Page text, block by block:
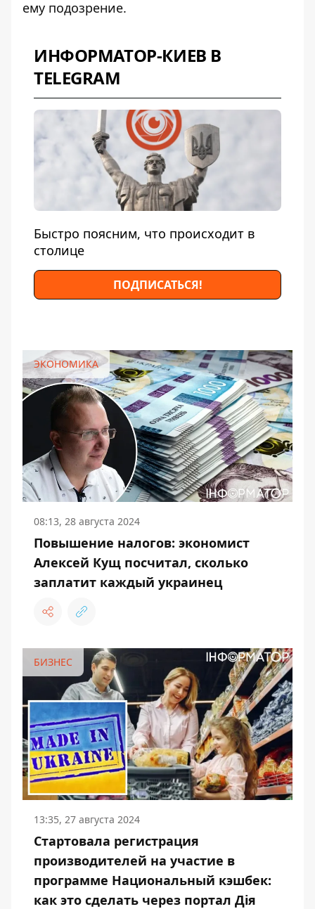
ему подозрение.
ИНФОРМАТОР-КИЕВ В
TELEGRAM
Быстро поясним, что происходит в
столице
ПОДПИСАТЬСЯ!
ЭКОНОМИКА
08:13, 28 августа 2024
Повышение налогов: экономист
Алексей Кущ посчитал, сколько
заплатит каждый украинец
БИЗНЕС
13:35, 27 августа 2024
Стартовала регистрация
производителей на участие в
программе Национальный кэшбек:
как это сделать через портал Дія